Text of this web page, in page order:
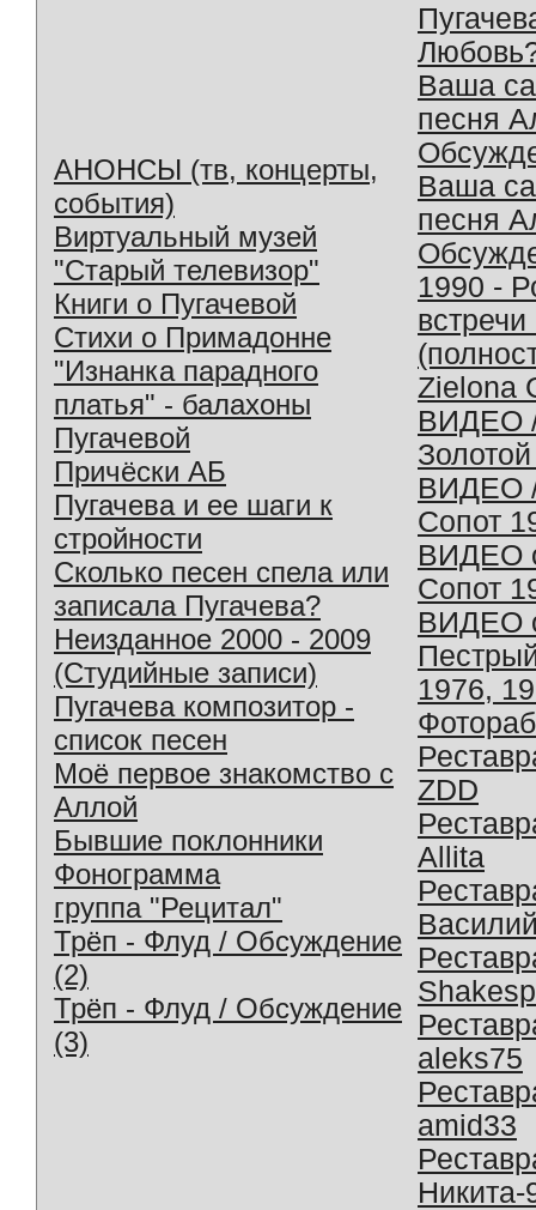
АНОНСЫ (тв, концерты,
события)
Виртуальный музей
"Старый телевизор"
Книги о Пугачевой
Стихи о Примадонне
"Изнанка парадного
платья" - балахоны
Пугачевой
Причёски АБ
Пугачева и ее шаги к
стройности
Сколько песен спела или
записала Пугачева?
Неизданное 2000 - 2009
(Студийные записи)
Пугачева композитор -
список песен
Моё первое знакомство с
Аллой
Бывшие поклонники
Фонограмма
группа "Рецитал"
Трёп - Флуд / Обсуждение
(2)
Трёп - Флуд / Обсуждение
(3)
Ваша
песня
Ваша
песня
1990 -
Zielona
ВИДЕО
ВИДЕО
Сопот
ВИДЕО
Сопот
ВИДЕО
1976,
ZDD
Allita
aleks75
amid33
Никита-